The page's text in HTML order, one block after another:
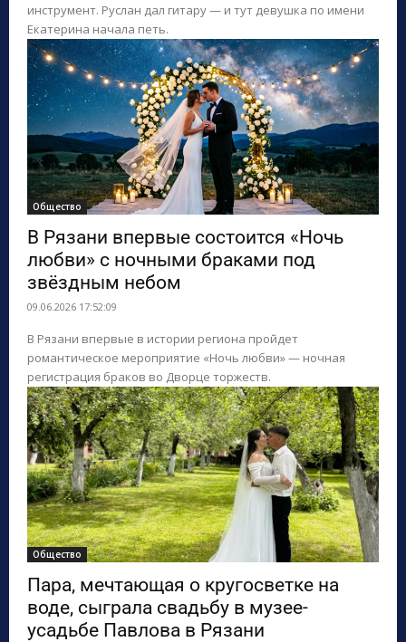
инструмент. Руслан дал гитару — и тут девушка по имени
Екатерина начала петь.
Общество
В Рязани впервые состоится «Ночь
любви» с ночными браками под
звёздным небом
09.06.2026 17:52:09
В Рязани впервые в истории региона пройдет
романтическое мероприятие «Ночь любви» — ночная
регистрация браков во Дворце торжеств.
Общество
Пара, мечтающая о кругосветке на
воде, сыграла свадьбу в музее-
усадьбе Павлова в Рязани